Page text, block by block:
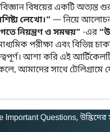
বিষয়ের একটি অত্যন্ত
লেখো।” — নিয়ে আলোচনা
নিয়ন্ত্রণ ও সমন্বয়” -এর
পরীক্ষা এবং বিভিন্ন
আশা করি এই
আমাদের সাথে
Important Questions,